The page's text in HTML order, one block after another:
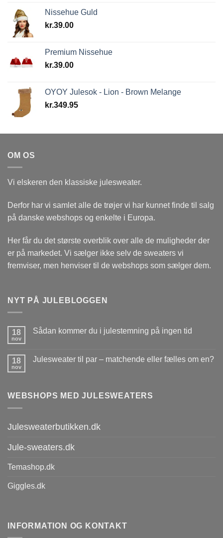
Nissehue Guld
kr.39.00
Premium Nissehue
kr.39.00
OYOY Julesok - Lion - Brown Melange
kr.349.95
OM OS
Vi elskeren den klassiske julesweater.
Derfor har vi samlet alle de trøjer vi har kunnet finde til salg
på danske webshops og enkelte i Europa.
Her får du det største overblik over alle de muligheder der
er på markedet. Vi sælger ikke selv de sweaters vi
fremviser, men henviser til de webshops som sælger dem.
NYT PÅ JULEBLOGGEN
18
nov
Sådan kommer du i julestemning på ingen tid
18
nov
Julesweater til par – matchende eller fælles om en?
WEBSHOPS MED JULESWEATERS
Julesweaterbutikken.dk
Jule-sweaters.dk
Temashop.dk
Giggles.dk
INFORMATION OG KONTAKT